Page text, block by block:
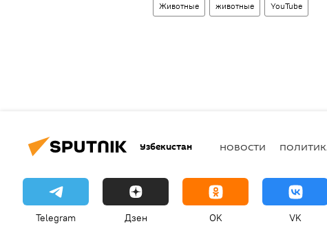
Животные животные YouTube
Узбекистан НОВОСТИ
Telegram Дзен OK VK